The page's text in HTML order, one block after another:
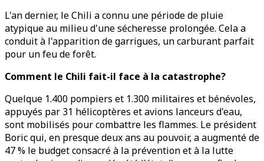
L'an dernier, le Chili a connu une période de pluie
atypique au milieu d'une sécheresse prolongée. Cela a
conduit à l'apparition de garrigues, un carburant parfait
pour un feu de forêt.
Comment le Chili fait-il face à la catastrophe?
Quelque 1.400 pompiers et 1.300 militaires et bénévoles,
appuyés par 31 hélicoptères et avions lanceurs d'eau,
sont mobilisés pour combattre les flammes. Le président
Boric qui, en presque deux ans au pouvoir, a augmenté de
47 % le budget consacré à la prévention et à la lutte